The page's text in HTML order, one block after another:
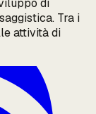
di
Tra i
attività di